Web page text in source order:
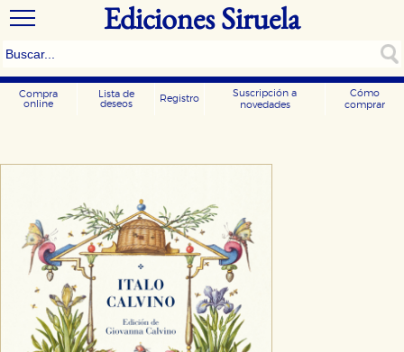
Ediciones Siruela
Compra
online
Lista de
deseos
Registro
Suscripción a
novedades
Cómo
comprar